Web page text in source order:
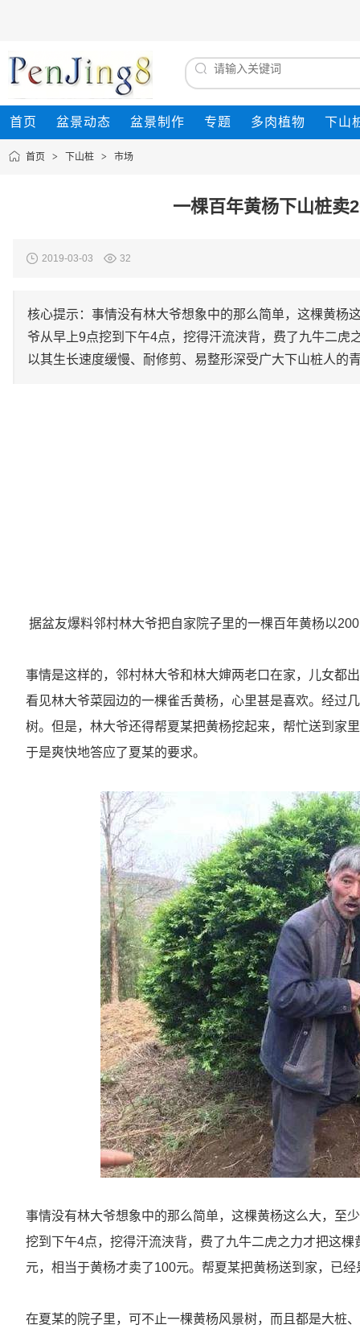
首页 盆景动态 盆景制作 专题 多肉植物 下山
首页 > 下山桩 > 市场
一棵百年黄杨下山桩卖
2019-03-03 32
核心提示：事情没有林大爷想象中的那么简单，这棵黄杨
爷从早上9点挖到下午4点，挖得汗流浃背，费了九牛二
以其生长速度缓慢、耐修剪、易整形深受广大下山桩人的
据盆友爆料邻村林大爷把自家院子里的一棵百年黄杨以
事情是这样的，邻村林大爷和林大婶两老口在家，儿女都
看见林大爷菜园边的一棵雀舌黄杨，心里甚是喜欢。经过
树。但是，林大爷还得帮夏某把黄杨挖起来，帮忙送到家
于是爽快地答应了夏某的要求。
事情没有林大爷想象中的那么简单，这棵黄杨这么大，至
挖到下午4点，挖得汗流浃背，费了九牛二虎之力才把这
元，相当于黄杨才卖了100元。帮夏某把黄杨送到家，已
在夏某的院子里，可不止一棵黄杨风景树，而且都是大桩